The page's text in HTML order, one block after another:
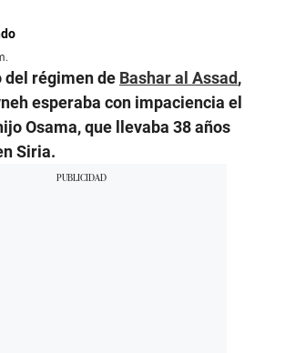
del régimen de Bashar al Assad,
esperaba con impaciencia el
Osama, que llevaba 38 años
Siria.